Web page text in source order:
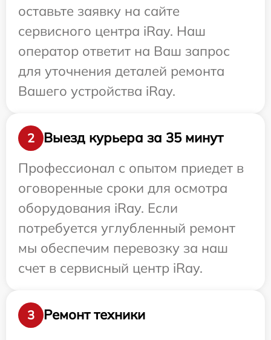
оставьте заявку на сайте
сервисного центра iRay. Наш
оператор ответит на Ваш запрос
для уточнения деталей ремонта
Вашего устройства iRay.
2
Выезд курьера за 35 минут
Профессионал с опытом приедет в
оговоренные сроки для осмотра
оборудования iRay. Если
потребуется углубленный ремонт
мы обеспечим перевозку за наш
счет в сервисный центр iRay.
3
Ремонт техники